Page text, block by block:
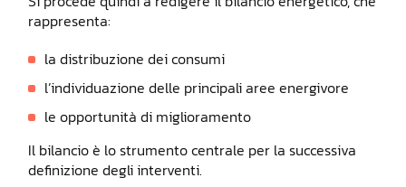
rappresenta:
la distribuzione dei consumi
l’individuazione delle principali aree energivore
le opportunità di miglioramento
Il bilancio è lo strumento centrale per la successiva
definizione degli interventi.